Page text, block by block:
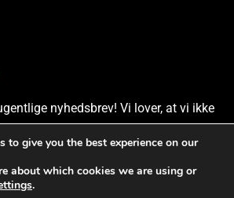
nyhedsbrev! Vi lover, at vi ikke
Rådgivere. Alle rettigheder
forbeholdes.
to give you the best experience on our
about which cookies we are using or
.